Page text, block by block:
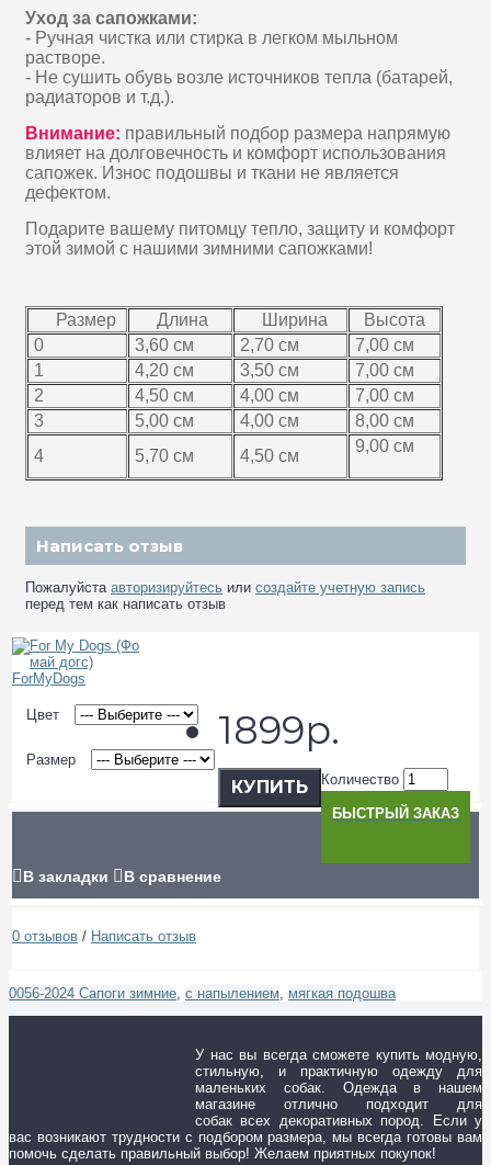
Уход за сапожками:
- Ручная чистка или стирка в легком мыльном
растворе.
- Не сушить обувь возле источников тепла (батарей,
радиаторов и т.д.).
Внимание: правильный подбор размера напрямую
влияет на долговечность и комфорт использования
сапожек. Износ подошвы и ткани не является
дефектом.
Подарите вашему питомцу тепло, защиту и комфорт
этой зимой с нашими зимними сапожками!
Размер Длина Ширина
Высота
0
3,60 см 2,70 см
7,00 см
1
4,20 см 3,50 см
7,00 см
2
4,50 см 4,00 см
7,00 см
3
5,00 см 4,00 см
8,00 см
4
5,70 см 4,50 см
9,00 см
Написать отзыв
Пожалуйста авторизируйтесь или создайте учетную запись
перед тем как написать отзыв
Цвет
Размер
1899р.
Количество
КУПИТЬ
БЫСТРЫЙ ЗАКАЗ
В закладки В сравнение
0 отзывов / Написать отзыв
0056-2024 Сапоги зимние с напылением мягкая подошва
У нас вы всегда сможете купить модную,
стильную, и практичную одежду для
маленьких собак. Одежда в нашем
магазине отлично подходит для
собак всех декоративных пород. Если у
вас возникают трудности с подбором размера, мы всегда готовы вам
помочь сделать правильный выбор! Желаем приятных покупок!